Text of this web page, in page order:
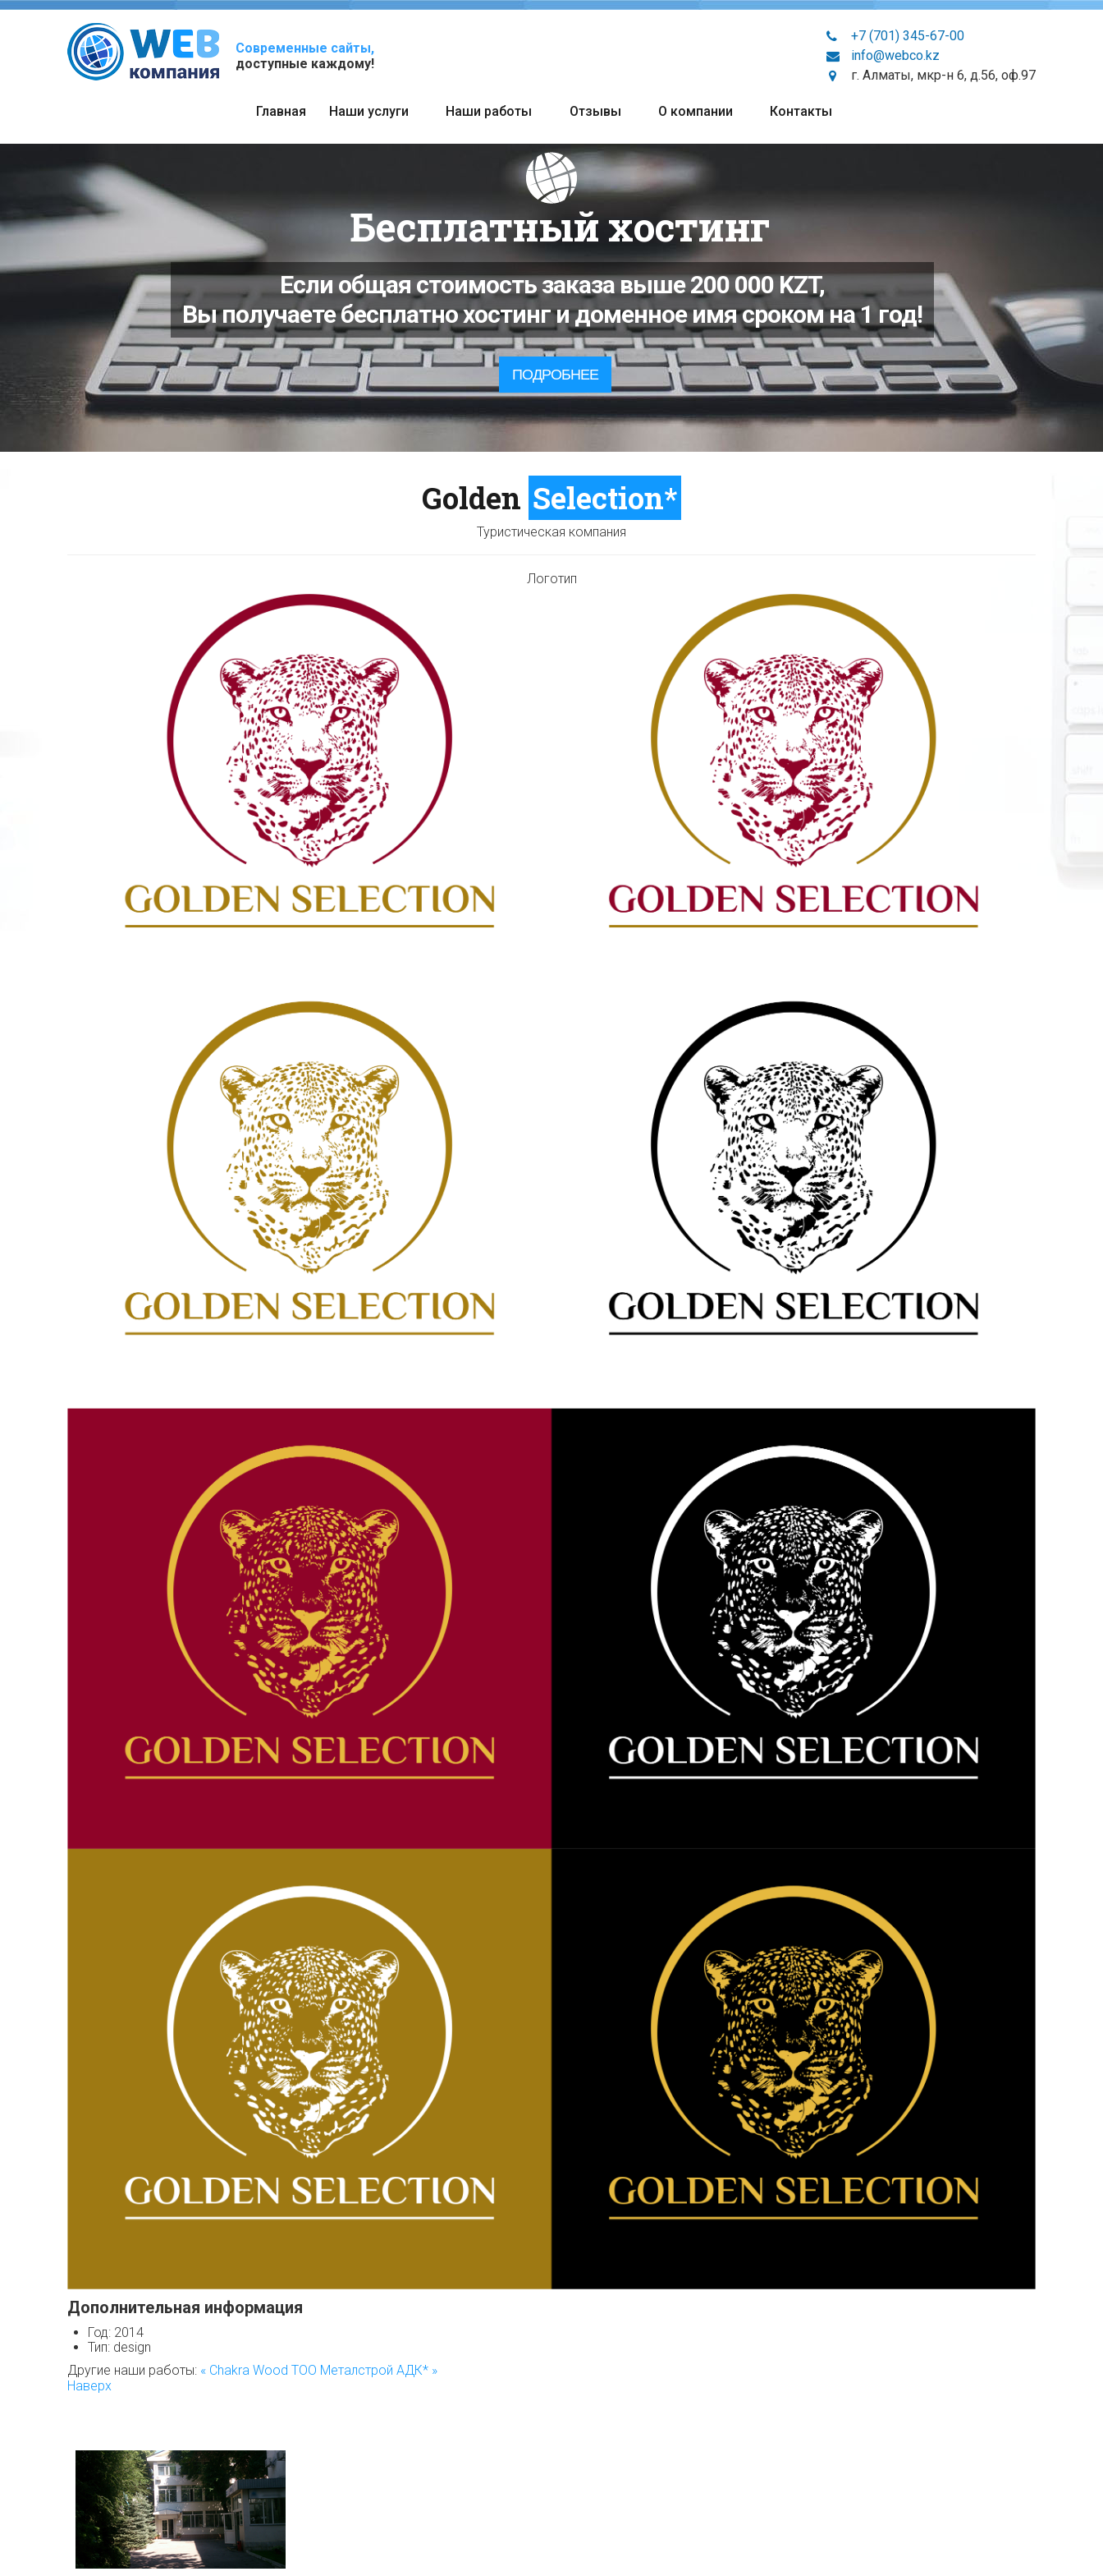
Современные сайты,
доступные каждому!
+7 (701) 345-67-00
info@webco.kz
г. Алматы, мкр-н 6, д.56, оф.97
Главная Наши услуги Наши работы Отзывы О компании Контакты
Бесплатный хостинг
Если общая стоимость заказа выше 200 000 KZT,
Вы получаете бесплатно хостинг и доменное имя сроком на 1 год!
ПОДРОБНЕЕ
Golden Selection*
Туристическая компания
Логотип
Дополнительная информация
Год: 2014
Тип: design
Другие наши работы: « Chakra Wood ТОО Металстрой АДК* »
Наверх